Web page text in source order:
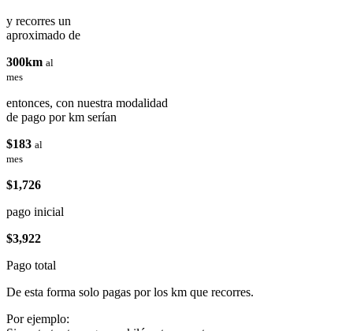
y recorres un
aproximado de
300km al
mes
entonces, con nuestra modalidad
de pago por km serían
$183 al
mes
$1,726
pago inicial
$3,922
Pago total
De esta forma solo pagas por los km que recorres.
Por ejemplo: